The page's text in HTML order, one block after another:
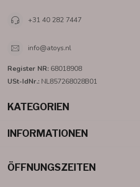
+31 40 282 7447
info@atoys.nl
Register NR: 68018908
USt-IdNr.: NL857268028B01
KATEGORIEN
INFORMATIONEN
ÖFFNUNGSZEITEN